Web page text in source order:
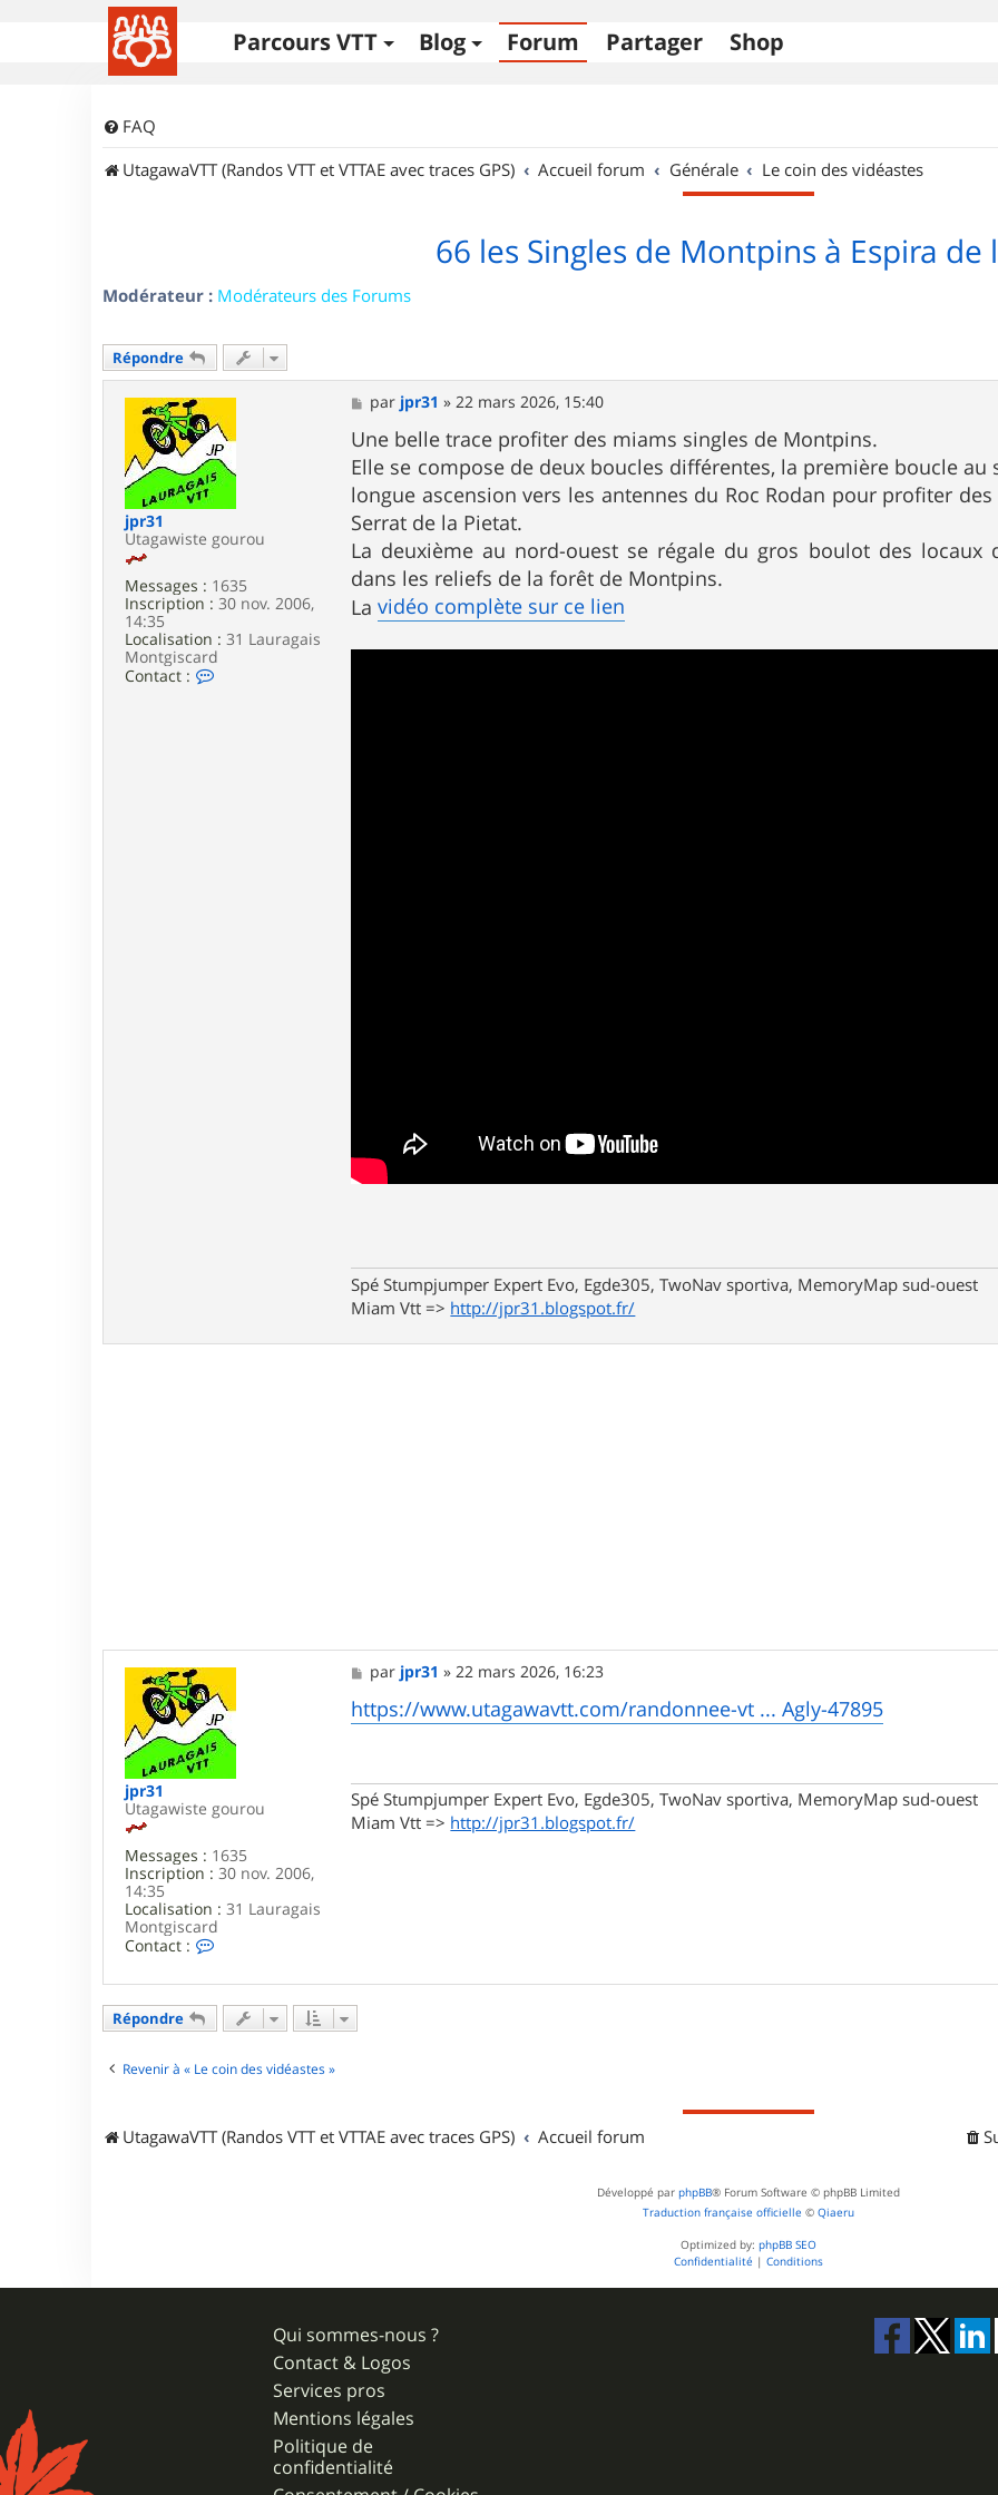
Parcours VTT Blog Forum Partager Shop
FAQ
UtagawaVTT (Randos VTT et VTTAE avec traces GPS)
Accueil forum Générale Le coin des vidéastes
66 les Singles de Montpins à Espira de
Modérateur : Modérateurs des Forums
Répondre
jpr31
Utagawiste gourou
Messages : 1635
Inscription : 30 nov. 2006,
14:35
Localisation : 31 Lauragais
Montgiscard
Contact :
M
e
s
s
a
g
e
par jpr31 »22 mars 2026, 15:40
Une belle trace profiter des miams singles de Montpins.
Elle se compose de deux boucles différentes, la première boucle au
longue ascension vers les antennes du Roc Rodan pour profiter
Serrat de la Pietat.
La deuxième au nord-ouest se régale du gros boulot des locaux
dans les reliefs de la forêt de Montpins.
Lavidéo complète sur ce lien
Spé Stumpjumper Expert Evo, Egde305, TwoNav sportiva, MemoryMap sud-ouest
Miam Vtt => http://jpr31.blogspot.fr/
jpr31
Utagawiste gourou
Messages : 1635
Inscription : 30 nov. 2006,
14:35
Localisation : 31 Lauragais
Montgiscard
Contact :
c
e
r
M
e
s
s
par jpr31 » 22 mars 2026, 16:23
https://www.utagawavtt.com/randonnee-vt ... Agly-47895
Spé Stumpjumper Expert Evo, Egde305, TwoNav sportiva, MemoryMap sud-ouest
Miam Vtt => http://jpr31.blogspot.fr/
Répondre
Revenir à « Le coin des vidéastes »
UtagawaVTT (Randos VTT et VTTAE avec traces GPS) Accueil forum
Développé par phpBB® Forum Software © phpBB Limited
Traduction française officielle © Qiaeru
Optimized by: phpBB SEO
Confidentialité | Conditions
Qui sommes-nous ?
Contact & Logos
Services pros
Mentions légales
Politique de
confidentialité